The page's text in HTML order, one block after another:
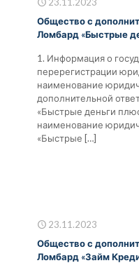
Общество с
Ломбард «Быстрые
1. Информация о
перерегистрации
наименование
дополнительной
«Быстрые деньги
наименование
«Быстрые […]
23.11.2023
Общество с
Ломбард «Займ